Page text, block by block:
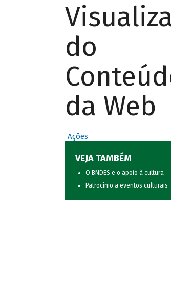
do
da Web
Ações
VEJA TAMBÉM
O BNDES e o apoio à cultura
Patrocínio a eventos culturais